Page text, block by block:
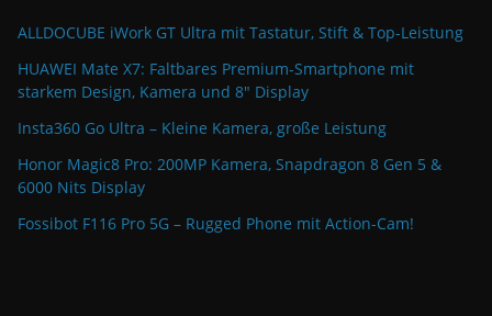
ALLDOCUBE iWork GT Ultra mit Tastatur, Stift & Top-Leistung
HUAWEI Mate X7: Faltbares Premium-Smartphone mit
starkem Design, Kamera und 8″ Display
Insta360 Go Ultra – Kleine Kamera, große Leistung
Honor Magic8 Pro: 200MP Kamera, Snapdragon 8 Gen 5 &
6000 Nits Display
Fossibot F116 Pro 5G – Rugged Phone mit Action-Cam!